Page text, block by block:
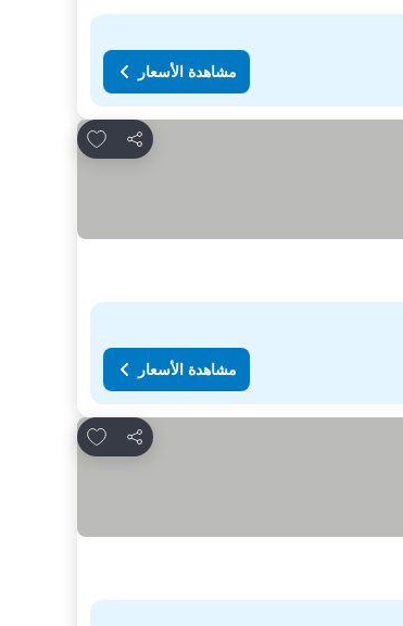
مشاهدة الأسعار
مشاركة
Add to favorites
مشاهدة الأسعار
مشاركة
Add to favorites